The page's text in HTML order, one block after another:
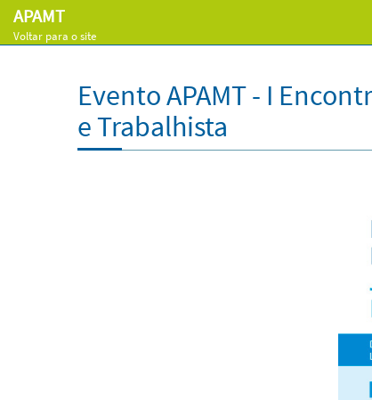
APAMT
Voltar para o site
Evento APAMT - I
e Trabalhista